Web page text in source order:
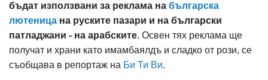
бъдат използвани за реклама на българска
лютеница на руските пазари и на български
патладжани - на арабските. Освен тях реклама ще
получат и храни като имамбаялдъ и сладко от рози, се
съобщава в репортаж на Би Ти Ви.